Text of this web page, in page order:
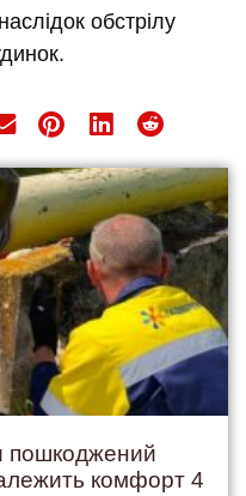
обстрілу
пошкоджений
комфорт 4